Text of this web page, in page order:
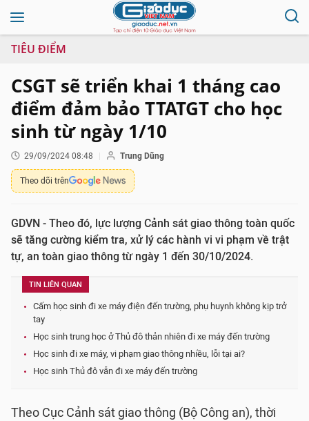
TIÊU ĐIỂM
CSGT sẽ triển khai 1 tháng cao
điểm đảm bảo TTATGT cho học
sinh từ ngày 1/10
29/09/2024 08:48 Trung Dũng
Theo dõi trên
GDVN - Theo đó, lực lượng Cảnh sát giao thông toàn quốc
sẽ tăng cường kiểm tra, xử lý các hành vi vi phạm về trật
tự, an toàn giao thông từ ngày 1 đến 30/10/2024.
TIN LIÊN QUAN
Cấm học sinh đi xe máy điện đến trường, phụ huynh không kịp trở
tay
Học sinh trung học ở Thủ đô thản nhiên đi xe máy đến trường
Học sinh đi xe máy, vi phạm giao thông nhiều, lỗi tại ai?
Học sinh Thủ đô vẫn đi xe máy đến trường
Theo Cục Cảnh sát giao thông (Bộ Công an), thời